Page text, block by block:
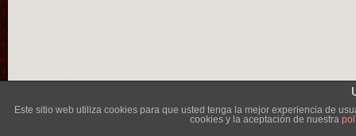
Este sitio web utiliza cookies para que usted tenga la mejor experiencia de
cookies y la aceptación de nuestra